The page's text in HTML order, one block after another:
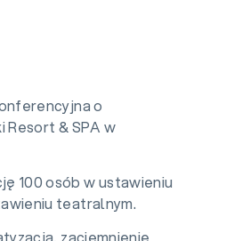
o
Resort & SPA w
100 osób w ustawieniu
teatralnym.